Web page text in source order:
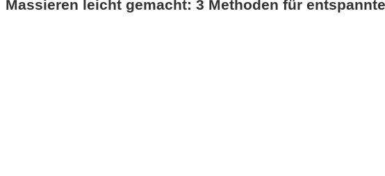
Massieren leicht gemacht: 3 Methoden für